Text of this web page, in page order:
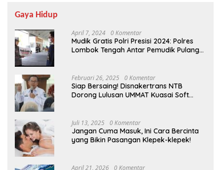
Gaya Hidup
April 7, 2024 0 Komentar
Mudik Gratis Polri Presisi 2024: Polres
Lombok Tengah Antar Pemudik Pulang
Februari 26, 2025 0 Komentar
Siap Bersaing! Disnakertrans NTB
Dorong Lulusan UMMAT Kuasai Soft
Juli 13, 2025 0 Komentar
Jangan Cuma Masuk, Ini Cara Bercinta
yang Bikin Pasangan Klepek-klepek!
April 21, 2026 0 Komentar